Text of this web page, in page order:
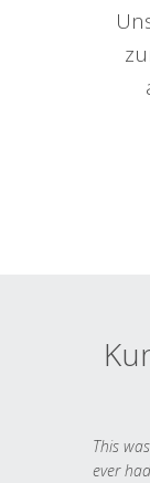
This
ever